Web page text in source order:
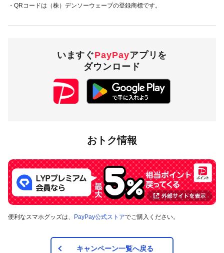
付与上限
2,000円相当／回
20,000円相当／期間
埼玉県上里町内のPayPay加盟店のうち、
の掲出がある店舗です。事前にアプリの「近くのお店」でも
対象の支払方法
カード、PayPayあと払い（一括のみ）で、その他のお支払方
ックアップのみ対象で、それ以外は対象外です。
・QRコードは（株）デンソーウェーブの登録商標です。
いますぐPayPayアプリを
ダウンロード
おトク情報
便利なスマホグッズは、 PayPay公式ストアでご購入ください。
キャンペーン一覧へ戻る